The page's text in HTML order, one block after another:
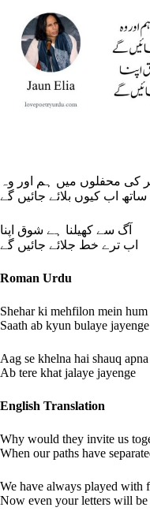
کی محفلوں میں ہم اور وہ
ساتھ اب کیوں بلائے جائیں گے
آگ سے کھیلنا ہے شوق اپنا
اب ترے خط جلائے جائیں گے
Roman Urdu
Shehar ki mehfilon mein
Saath ab kyun bulaye jayenge
Aag se khelna hai shauq apna
Ab tere khat jalaye jayenge
English Translation
Why would they invite us
When our paths have
We have always played with
Now even your letters will be